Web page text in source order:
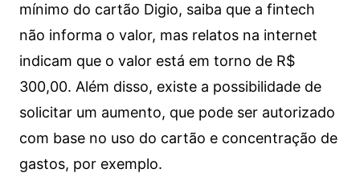
mínimo do cartão Digio, saiba que a fintech
não informa o valor, mas relatos na internet
indicam que o valor está em torno de R$
300,00. Além disso, existe a possibilidade de
solicitar um aumento, que pode ser autorizado
com base no uso do cartão e concentração de
gastos, por exemplo.